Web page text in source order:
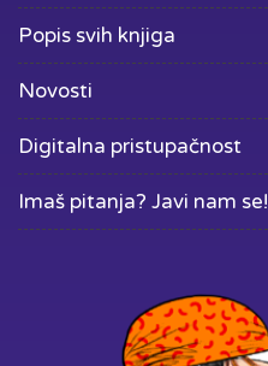
Popis svih knjiga
Novosti
Digitalna pristupačnost
Imaš pitanja? Javi nam se!